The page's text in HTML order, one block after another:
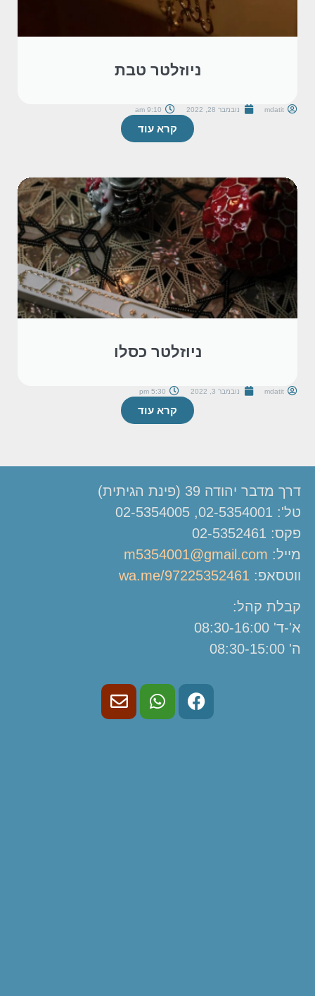
ניוזלטר טבת
mdatit נובמבר 28, 2022 9:10 am
קרא עוד
ניוזלטר כסלו
mdatit נובמבר 3, 2022 5:30 pm
קרא עוד
דרך מדבר יהודה 39 (פינת הגיתית)
טל': 02-5354001, 02-5354005
פקס: 02-5352461
מייל: m5354001@gmail.com
ווטסאפ: wa.me/97225352461
קבלת קהל:
א'-ד' 08:30-16:00
ה' 08:30-15:00